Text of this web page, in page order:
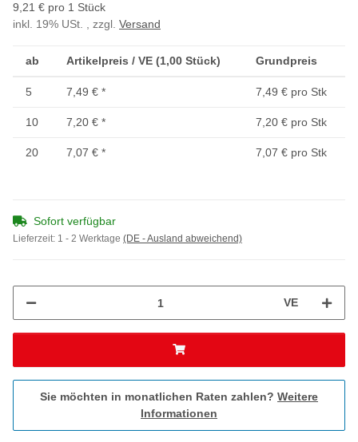
9,21 € pro 1 Stück
inkl. 19% USt. , zzgl. Versand
ab Artikelpreis / VE (1,00 Stück) Grundpreis
5 7,49 € * 7,49 € pro Stk
10 7,20 € * 7,20 € pro Stk
20 7,07 € * 7,07 € pro Stk
Sofort verfügbar
Lieferzeit: 1 - 2 Werktage (DE - Ausland abweichend)
VE
Sie möchten in monatlichen Raten zahlen? Weitere
Informationen